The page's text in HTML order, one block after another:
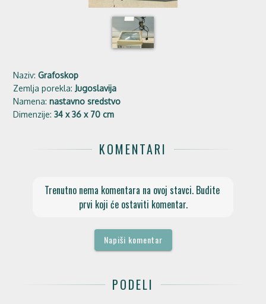
Naziv:Grafoskop
Zemlja porekla: Jugoslavija
Namena:nastavno sredstvo
Dimenzije:34 x 36 x 70 cm
KOMENTARI
Trenutno nema komentara na ovoj stavci. Budite
prvi koji će ostaviti komentar.
Napiši komentar
PODELI